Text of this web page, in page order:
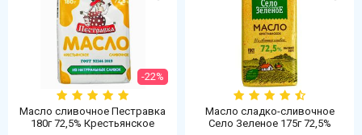
-22%
Масло сливочное Пестравка
180г 72,5% Крестьянское
Масло сладко-сливочное
Село Зеленое 175г 72,5%